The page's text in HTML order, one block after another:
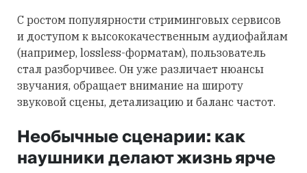
С ростом популярности стриминговых сервисов
и доступом к высококачественным аудиофайлам
(например, lossless-форматам), пользователь
стал разборчивее. Он уже различает нюансы
звучания, обращает внимание на широту
звуковой сцены, детализацию и баланс частот.
Необычные сценарии: как
наушники делают жизнь ярче